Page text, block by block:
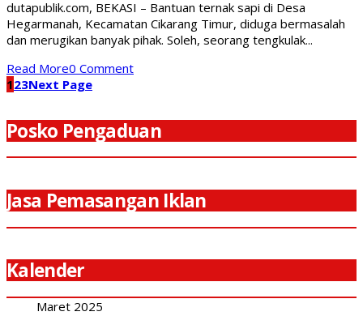
dutapublik.com, BEKASI – Bantuan ternak sapi di Desa
Hegarmanah, Kecamatan Cikarang Timur, diduga bermasalah
dan merugikan banyak pihak. Soleh, seorang tengkulak...
Read More0 Comment
123Next Page
Posko Pengaduan
Jasa Pemasangan Iklan
Kalender
Maret 2025